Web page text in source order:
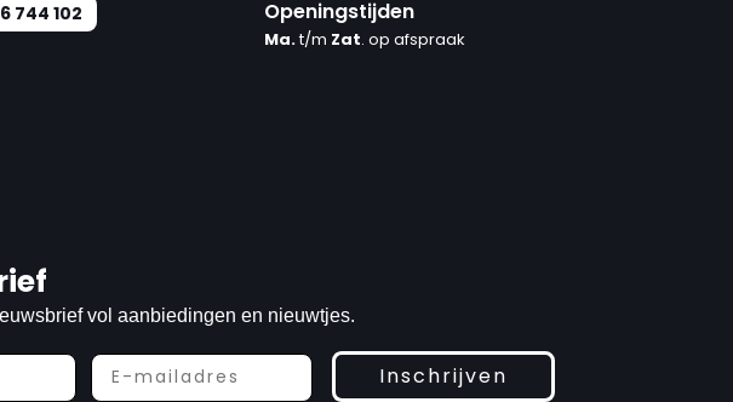
744 102
Openingstijden
Ma.t/m Zat. op afspraak
vol aanbiedingen en nieuwtjes.
Inschrijven